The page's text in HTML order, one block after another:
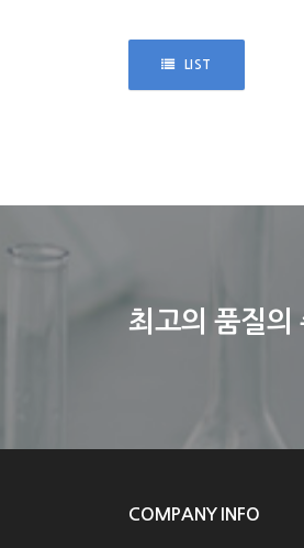
LIST
최고의 품질의
COMPANY INFO